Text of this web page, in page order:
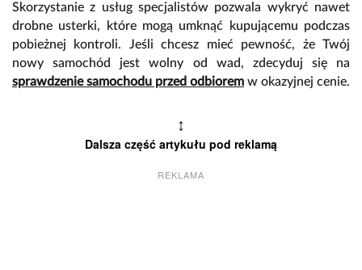
Skorzystanie z usług specjalistów pozwala wykryć nawet
drobne usterki, które mogą umknąć kupującemu podczas
pobieżnej kontroli. Jeśli chcesz mieć pewność, że Twój
nowy samochód jest wolny od wad, zdecyduj się na
sprawdzenie samochodu przed odbiorem w okazyjnej cenie.
↕
Dalsza część artykułu pod reklamą
REKLAMA